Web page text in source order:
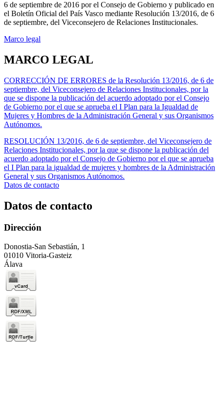
6 de septiembre de 2016 por el Consejo de Gobierno y publicado en
el Boletín Oficial del País Vasco mediante Resolución 13/2016, de 6
de septiembre, del Viceconsejero de Relaciones Institucionales.
Marco legal
MARCO LEGAL
CORRECCIÓN DE ERRORES de la Resolución 13/2016, de 6 de
septiembre, del Viceconsejero de Relaciones Institucionales, por la
que se dispone la publicación del acuerdo adoptado por el Consejo
de Gobierno por el que se aprueba el I Plan para la Igualdad de
Mujeres y Hombres de la Administración General y sus Organismos
Autónomos.
RESOLUCIÓN 13/2016, de 6 de septiembre, del Viceconsejero de
Relaciones Institucionales, por la que se dispone la publicación del
acuerdo adoptado por el Consejo de Gobierno por el que se aprueba
el I Plan para la igualdad de mujeres y hombres de la Administración
General y sus Organismos Autónomos.
Datos de contacto
Datos de contacto
Dirección
Donostia-San Sebastián, 1
01010 Vitoria-Gasteiz
Álava